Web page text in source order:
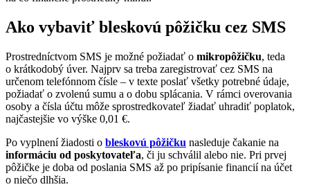
Ako vybaviť bleskovú pôžičku cez SMS
Prostredníctvom SMS je možné požiadať o mikropôžičku, teda
o krátkodobý úver. Najprv sa treba zaregistrovať cez SMS na
určenom telefónnom čísle – v texte poslať všetky potrebné údaje,
požiadať o zvolenú sumu a o dobu splácania. V rámci overovania
osoby a čísla účtu môže sprostredkovateľ žiadať uhradiť poplatok,
najčastejšie vo výške 0,01 €.
Po vyplnení žiadosti o bleskovú pôžičku nasleduje čakanie na
informáciu od poskytovateľa, či ju schválil alebo nie. Pri prvej
pôžičke je doba od poslania SMS až po pripísanie financií na účet
o niečo dlhšia.